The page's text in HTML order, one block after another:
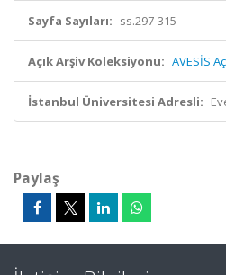
Sayfa Sayıları: ss.297-315
Açık Arşiv Koleksiyonu: AVESİS
İstanbul Üniversitesi Adresli:
Paylaş